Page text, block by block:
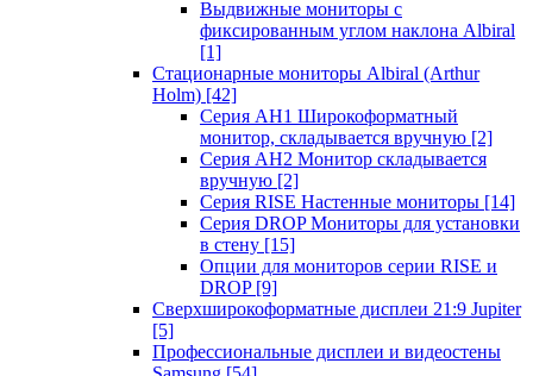
Выдвижные мониторы с
фиксированным углом наклона Albiral
[1]
Стационарные мониторы Albiral (Arthur
Holm) [42]
Серия AH1 Широкоформатный
монитор, складывается вручную [2]
Серия AH2 Монитор складывается
вручную [2]
Серия RISE Настенные мониторы [14]
Серия DROP Мониторы для установки
в стену [15]
Опции для мониторов серии RISE и
DROP [9]
Сверхширокоформатные дисплеи 21:9 Jupiter
[5]
Профессиональные дисплеи и видеостены